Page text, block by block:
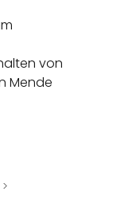
von
Mende